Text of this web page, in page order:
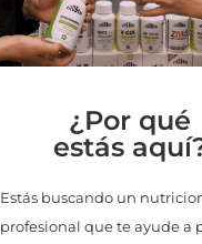
¿Por qué
estás
Estás buscando un
profesional que te ayude a